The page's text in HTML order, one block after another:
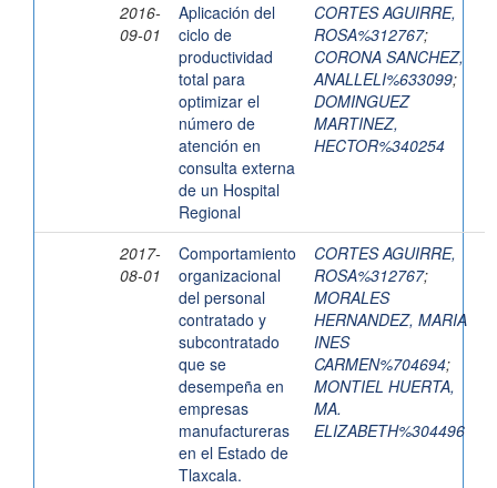
2016-
09-01
Aplicación del
ciclo de
productividad
total para
optimizar el
número de
atención en
consulta externa
de un Hospital
Regional
CORTES AGUIRRE,
ROSA%312767;
CORONA SANCHEZ,
ANALLELI%633099;
DOMINGUEZ
MARTINEZ,
HECTOR%340254
2017-
08-01
Comportamiento
organizacional
del personal
contratado y
subcontratado
que se
desempeña en
empresas
manufactureras
en el Estado de
Tlaxcala.
CORTES AGUIRRE,
ROSA%312767;
MORALES
HERNANDEZ, MARIA
INES
CARMEN%704694;
MONTIEL HUERTA,
MA.
ELIZABETH%304496